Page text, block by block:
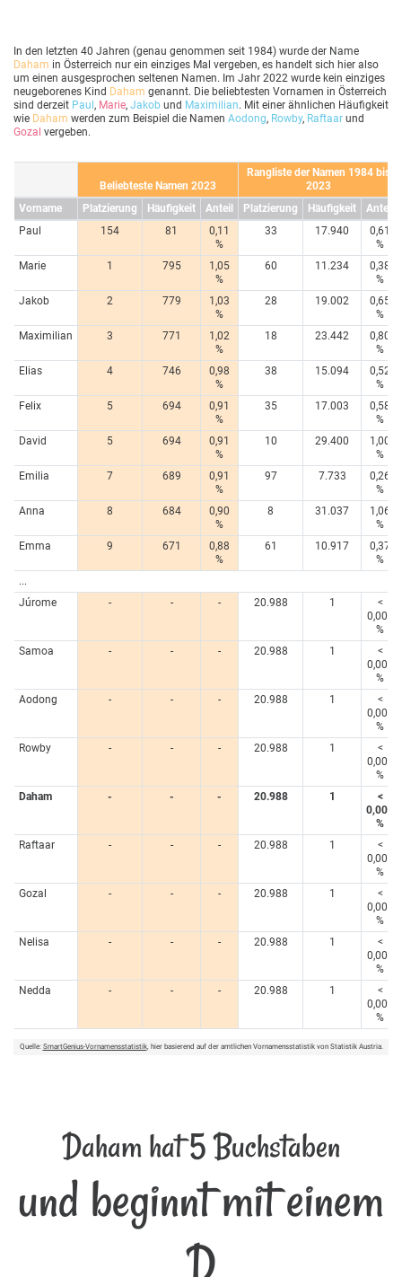
In den letzten 40 Jahren (genau genommen seit 1984) wurde der Name
Daham in Österreich nur ein einziges Mal vergeben, es handelt sich hier also
um einen ausgesprochen seltenen Namen. Im Jahr 2022 wurde kein einziges
neugeborenes Kind Daham genannt. Die beliebtesten Vornamen in Österreich
sind derzeit Paul, Marie, Jakob und Maximilian. Mit einer ähnlichen Häufigkeit
wie Daham werden zum Beispiel die Namen Aodong, Rowby, Raftaar und
Gozal vergeben.
Beliebteste Namen 2023
Rangliste der Namen 1984 bis
2023
Vorname
Platzierung Häufigkeit Anteil Platzierung Häufigkeit
Anteil
Paul
154 81
0,11
%
33 17.940
0,61
%
Marie
1 795
1,05
%
60 11.234
0,38
%
Jakob
2 779
1,03
%
28 19.002
0,65
%
Maximilian
3 771
1,02
%
18 23.442
0,80
%
Elias
4 746
0,98
%
38 15.094
0,52
%
Felix
5 694
0,91
%
35 17.003
0,58
%
David
5 694
0,91
%
10 29.400
1,00
%
Emilia
7 689
0,91
%
97 7.733
0,26
%
Anna
8 684
0,90
%
8 31.037
1,06
%
Emma
9 671
0,88
%
61 10.917
0,37
%
...
Júrome
- - - 20.988 1
<
0,005
%
Samoa
- - - 20.988 1
<
0,005
%
Aodong
- - - 20.988 1
<
0,005
%
Rowby
- - - 20.988 1
<
0,005
%
Daham
- - - 20.988 1
<
0,005
%
Raftaar
- - - 20.988 1
<
0,005
%
Gozal
- - - 20.988 1
<
0,005
%
Nelisa
- - - 20.988 1
<
0,005
%
Nedda
- - - 20.988 1
<
0,005
%
Quelle: SmartGenius-Vornamensstatistik, hier basierend auf der amtlichen Vornamensstatistik von Statistik Austria.
Daham hat 5 Buchstaben
und beginnt mit einem